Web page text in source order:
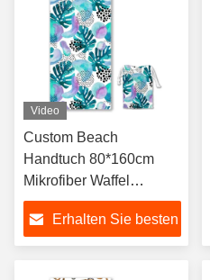
Video
Custom Beach
Handtuch 80*160cm
Mikrofiber Waffel
Strandhandtuch Super
Absorber Schnell
trockener Sand frei
Erhalten Sie besten